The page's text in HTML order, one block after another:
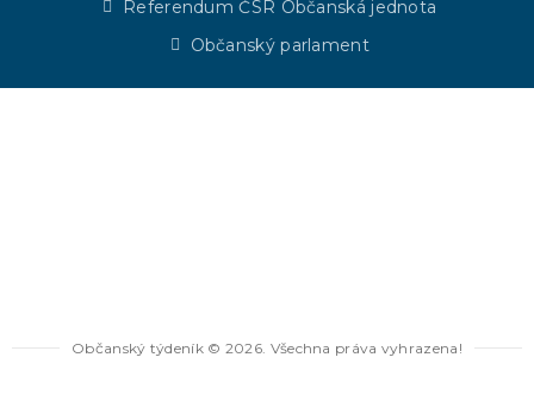
Referendum ČSR Občanská jednota
Občanský parlament
Občanský týdeník © 2026. Všechna práva vyhrazena!